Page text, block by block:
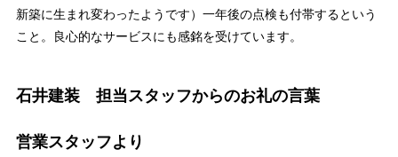
新築に生まれ変わったようです）一年後の点検も付帯するという
こと。良心的なサービスにも感銘を受けています。
石井建装 担当スタッフからのお礼の言葉
営業スタッフより